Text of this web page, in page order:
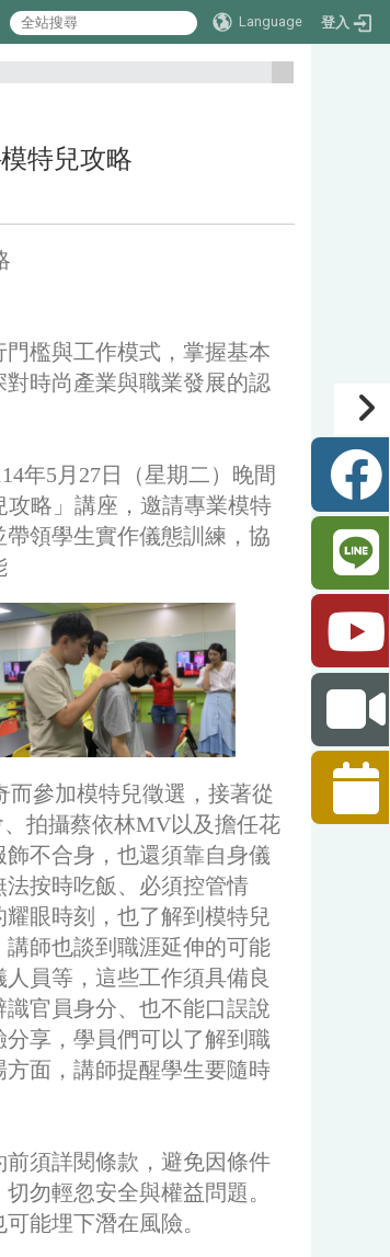
Language 登入
:::
特兒攻略
檻與工作模式，掌握基本
時尚產業與職業發展的認
年5月27日（星期二）晚間
略」講座，邀請專業模特
領學生實作儀態訓練，協
參加模特兒徵選，接著從
拍攝蔡依林MV以及擔任花
不合身，也還須靠自身儀
按時吃飯、必須控管情
眼時刻，也了解到模特兒
師也談到職涯延伸的可能
員等，這些工作須具備良
官員身分、也不能口誤說
享，學員們可以了解到職
面，講師提醒學生要隨時
須詳閱條款，避免因條件
勿輕忽安全與權益問題。
能埋下潛在風險。